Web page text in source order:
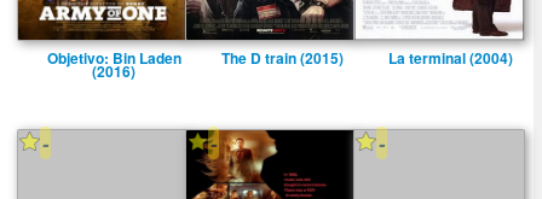
Objetivo: Bin Laden
(2016)
The D train (2015) La terminal (2004)
- - -